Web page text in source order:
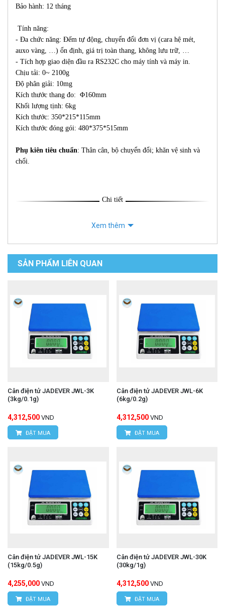
Bảo hành: 12 tháng
Tính năng:
- Đa chức năng: Đếm tự động, chuyển đổi đơn vị (cara hệ mét,
auxo vàng, …) ổn định, giá trị toàn thang, không lưu trữ, …
- Tích hợp giao diện đầu ra RS232C cho máy tính và máy in.
Chịu tải: 0~ 2100g
Độ phân giải: 10mg
Kích thước thang đo: Φ160mm
Khối lượng tịnh: 6kg
Kích thước: 350*215*115mm
Kích thước đóng gói: 480*375*515mm
Phụ kiên tiêu chuẩn: Thân cân, bộ chuyển đổi; khăn vệ sinh và
chổi.
Chi tiết
Xem thêm
SẢN PHẨM LIÊN QUAN
Cân điện tử JADEVER JWL-3K
(3kg/0.1g)
4,312,500 VND
ĐẶT MUA
Cân điện tử JADEVER JWL-6K
(6kg/0.2g)
4,312,500 VND
ĐẶT MUA
Cân điện tử JADEVER JWL-15K
(15kg/0.5g)
4,255,000 VND
ĐẶT MUA
Cân điện tử JADEVER JWL-30K
(30kg/1g)
4,312,500 VND
ĐẶT MUA